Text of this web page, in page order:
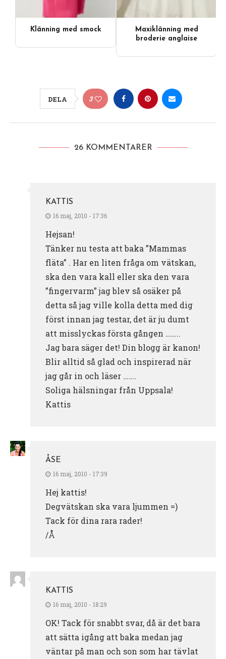
Klänning med smock
Maxiklänning med
broderie anglaise
DELA 3
26 KOMMENTARER
KATTIS
16 maj, 2010 - 17:36
Hejsan!
Tänker nu testa att baka ”Mammas
fläta” . Har en liten fråga om vätskan,
ska den vara kall eller ska den vara
”fingervarm” jag blev så osäker på
detta så jag ville kolla detta med dig
först innan jag testar, det är ju dumt
att misslyckas första gången ……..
Jag bara säger det! Din blogg är kanon!
Blir alltid så glad och inspirerad när
jag går in och läser …….
Soliga hälsningar från Uppsala!
Kattis
ÅSE
16 maj, 2010 - 17:39
Hej kattis!
Degvätskan ska vara ljummen =)
Tack för dina rara rader!
/Å
KATTIS
16 maj, 2010 - 18:29
OK! Tack för snabbt svar, då är det bara
att sätta igång att baka medan jag
väntar på man och son som har tävlat